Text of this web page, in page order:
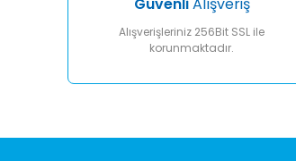
Alışverişleriniz 256Bit SSL ile
korunmaktadır.